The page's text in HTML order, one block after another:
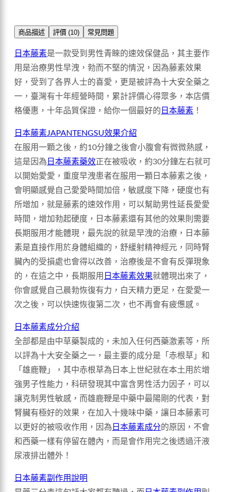
商品描述 評價 (10) 常見問題
日本藤素是一款受到男性青睞的速效保健品，其主要作
用是治療男性早洩，勃而不堅的情況，因為藤素效果
好，受到了各界人士的喜愛，更是被評為十大安全藥之
一，臺灣有十年經營時間，累計評價心得眾多，本店價
格優惠，十年品質保證，給你一個最好的 日本藤素 ！
日本藤素JAPANTENGSU效果介紹
在服用一顆之後，約10分鐘之後會小腹會有微微熱感，
這是因為 日本藤素藥效正在被吸收，約30分鐘左右就可
以開始愛愛，重度早洩患者在服用一顆日本藤素之後，
會明顯感覺自己愛愛時間加倍，敏感度下降，硬度也有
所增加，就是藤素的速效作用，可以幫助男性延長愛愛
時間，增加勃起硬度，日本藤素還有其他的效果則需要
長期服用才能體現，最先說的就是早洩的治療，日本藤
素是直接作用於身體組織的，舒緩射精神經元，同時腎
臟內的受損處也會得以改善，治療後是不會有反彈現象
的，在這之中，長期服用 日本藤素效果就體現出來了，
你會感覺自己晨勃恢復有力，白天精力更足，在愛愛一
次之後，可以快速恢復第二次，也不再會有疲憊感。
日本藤素成分介紹
全部都是由中草藥製成的，未加入任何西藥激素等，所
以評為十大安全藥之一，最主要的成分是「赤根草」和
「雄鹿鞭」，其中赤根草為日本上世紀就在本土用於增
強男子性能力，科研發現其中富含男性活力因子，可以
讓克制男性敏感，而雄鹿鞭是中藥中最陽剛的代表，對
腎臟有極好的效果，在加入十幾味中藥，讓日本藤素可
以更好的被吸收作用，因為 日本藤素成分的原因，不會
和西藥一樣有停留在體內，而是會作用完之後透過汗液
尿液排出體外！
日本藤素副作用說明